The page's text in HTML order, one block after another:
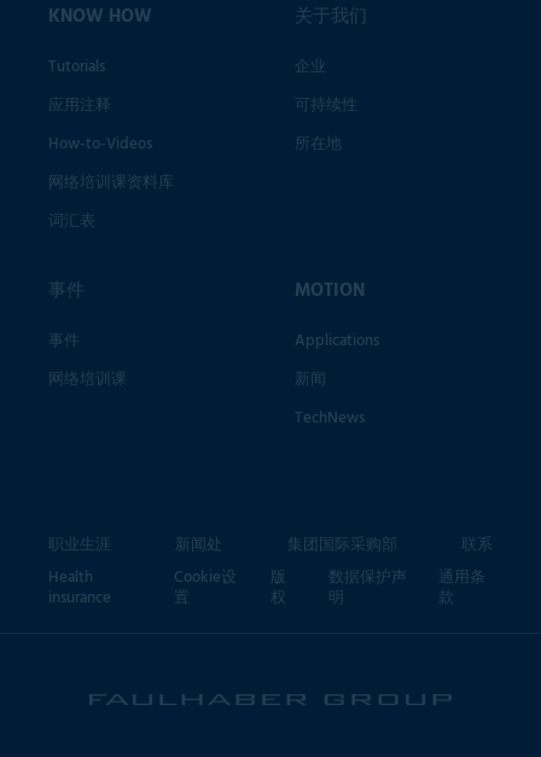
KNOW HOW
Tutorials
应用注释
How-to-Videos
网络培训课资料库
词汇表
关于我们
企业
可持续性
所在地
事件
事件
网络培训课
MOTION
Applications
新闻
TechNews
职业生涯 新闻处 集团国际采购部
联系
Health
insurance
Cookie设
置
版
权
数据保护声
明
通用条
款